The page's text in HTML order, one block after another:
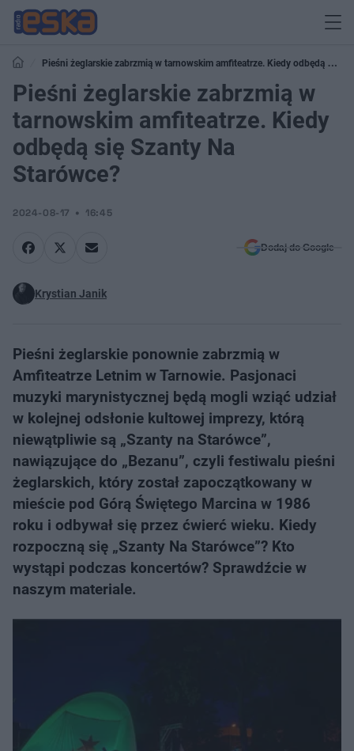
Pieśni żeglarskie zabrzmią w tarnowskim amfiteatrze. Kiedy odbędą się
Szanty Na Starówce?
Pieśni żeglarskie zabrzmią w
tarnowskim amfiteatrze. Kiedy
odbędą się Szanty Na
Starówce?
2024-08-17 16:45
Dodaj do Google
Krystian Janik
Pieśni żeglarskie ponownie zabrzmią w
Amfiteatrze Letnim w Tarnowie. Pasjonaci
muzyki marynistycznej będą mogli wziąć udział
w kolejnej odsłonie kultowej imprezy, którą
niewątpliwie są „Szanty na Starówce”,
nawiązujące do „Bezanu”, czyli festiwalu pieśni
żeglarskich, który został zapoczątkowany w
mieście pod Górą Świętego Marcina w 1986
roku i odbywał się przez ćwierć wieku. Kiedy
rozpoczną się „Szanty Na Starówce”? Kto
wystąpi podczas koncertów? Sprawdźcie w
naszym materiale.